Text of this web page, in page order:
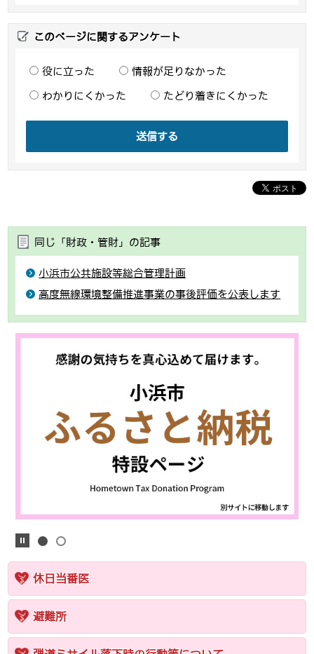
このページに関するアンケート
役に立った 情報が足りなかった
わかりにくかった たどり着きにくかった
送信する
同じ「財政・管財」の記事
小浜市公共施設等総合管理計画
高度無線環境整備推進事業の事後評価を公表します
休日当番医
避難所